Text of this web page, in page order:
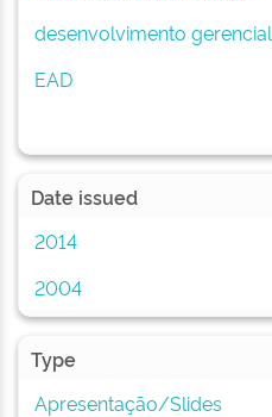
desenvolvimento gerencial
EAD
Date issued
2014
2004
Type
Apresentação/Slides